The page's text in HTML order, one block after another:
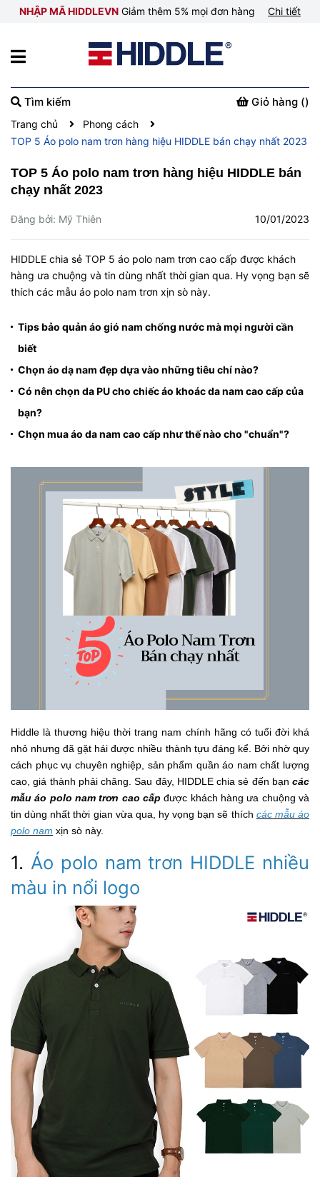
NHẬP MÃ HIDDLEVN Giảm thêm 5% mọi đơn hàng Chi tiết
Tìm kiếm Giỏ hàng ()
Trang chủ
Phong cách
TOP 5 Áo polo nam trơn hàng hiệu HIDDLE bán chạy nhất 2023
TOP 5 Áo polo nam trơn hàng hiệu HIDDLE bán
chạy nhất 2023
Đăng bởi: Mỹ Thiên 10/01/2023
HIDDLE chia sẻ TOP 5 áo polo nam trơn cao cấp được khách
hàng ưa chuộng và tin dùng nhất thời gian qua. Hy vọng bạn sẽ
thích các mẫu áo polo nam trơn xịn sò này.
Tips bảo quản áo gió nam chống nước mà mọi người cần
biết
Chọn áo dạ nam đẹp dựa vào những tiêu chí nào?
Có nên chọn da PU cho chiếc áo khoác da nam cao cấp của
bạn?
Chọn mua áo da nam cao cấp như thế nào cho "chuẩn"?
Hiddle là thương hiệu thời trang nam chính hãng có tuổi đời khá
nhỏ nhưng đã gặt hái được nhiều thành tựu đáng kể. Bởi nhờ quy
cách phục vụ chuyên nghiệp, sản phẩm quần áo nam chất lượng
cao, giá thành phải chăng. Sau đây, HIDDLE chia sẻ đến bạn các
mẫu áo polo nam trơn cao cấp được khách hàng ưa chuộng và
tin dùng nhất thời gian vừa qua, hy vọng bạn sẽ thích các mẫu áo
polo nam xịn sò này.
1. Áo polo nam trơn HIDDLE nhiều
màu in nổi logo